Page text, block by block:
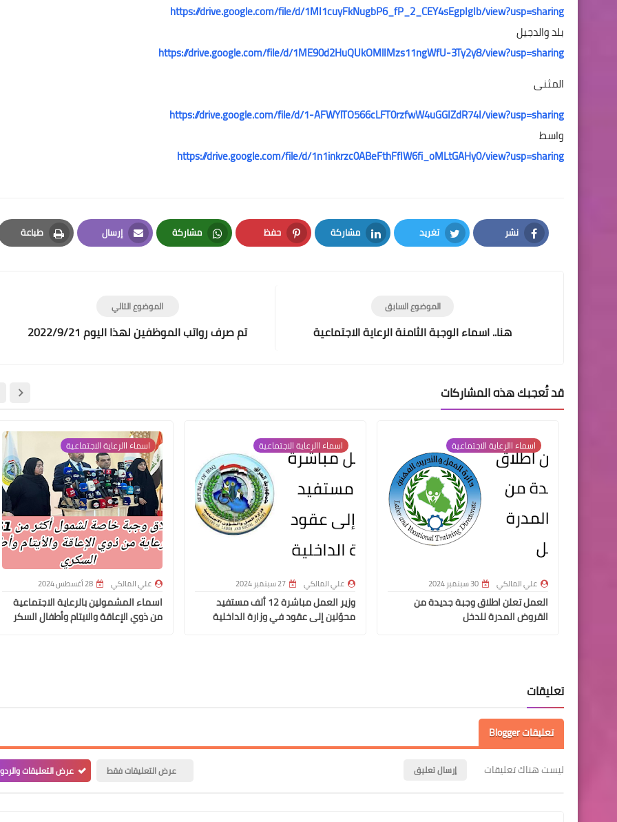
https://drive.google.com/file/d/1MI1cuyFkNugbP6_fP_2_CEY4sEgpIgIb/view?usp=sharing
بلد والدجيل
https://drive.google.com/file/d/1ME90d2HuQUkOMlIMzs11ngWfU-3Ty2y8/view?usp=sharing
المثنى
https://drive.google.com/file/d/1-AFWYlTO566cLFT0rzfwW4uGGIZdR74I/view?usp=sharing
واسط
https://drive.google.com/file/d/1n1inkrzc0ABeFthFfIW6fi_oMLtGAHy0/view?usp=sharing
نشر
Facebook
تغريد
Twitter
مشاركة
LinkedIn
حفظ
Pinterest
مشاركة
Whatsapp
إرسال
Email
طباعة
Print
الموضوع التالي
تم صرف رواتب الموظفين لهذا اليوم 2022/9/21
الموضوع السابق
هنا.. اسماء الوجبة الثامنة الرعاية الاجتماعية
قد تُعجبك هذه المشاركات
اسماء االرعاية الاجتماعية
علي المالكي 30 سبتمبر 2024
العمل تعلن اطلاق وجبة جديدة من
القروض المدرة للدخل
اسماء االرعاية الاجتماعية
علي المالكي 27 سبتمبر 2024
وزير العمل مباشرة 12 ألف مستفيد
محوّلين إلى عقود في وزارة الداخلية
اسماء االرعاية الاجتماعية
علي المالكي 28 أغسطس 2024
اسماء المشمولين بالرعاية الاجتماعية
من ذوي الإعاقة والايتام وأطفال السكر
تعليقات
تعليقات Blogger
ليست هناك تعليقات إرسال تعليق عرض التعليقات فقط عرض التعليقات
علي المالكي